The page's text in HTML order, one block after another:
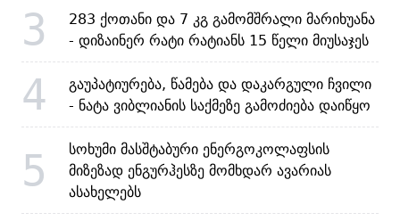
3
283 ქოთანი და 7 კგ გამომშრალი მარიხუანა
- დიზაინერ რატი რატიანს 15 წელი მიუსაჯეს
4
გაუპატიურება, წამება და დაკარგული ჩვილი
- ნატა ვიბლიანის საქმეზე გამოძიება დაიწყო
5
სოხუმი მასშტაბური ენერგოკოლაფსის
მიზეზად ენგურჰესზე მომხდარ ავარიას
ასახელებს